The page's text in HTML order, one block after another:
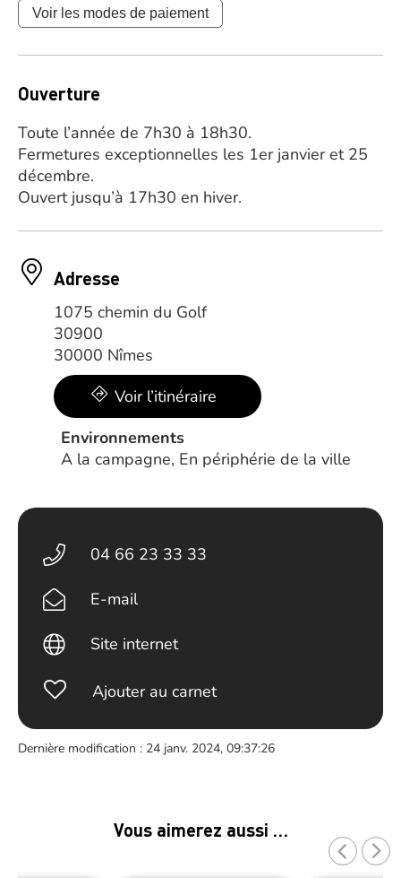
Voir les modes de paiement
Ouverture
Toute l’année de 7h30 à 18h30.
Fermetures exceptionnelles les 1er janvier et 25
décembre.
Ouvert jusqu’à 17h30 en hiver.
Adresse
1075 chemin du Golf
30900
30000 Nîmes
Voir l’itinéraire
Environnements
A la campagne, En périphérie de la ville
04 66 23 33 33
E-mail
Site internet
Ajouter au carnet
Dernière modification : 24 janv. 2024, 09:37:26
Vous aimerez aussi …